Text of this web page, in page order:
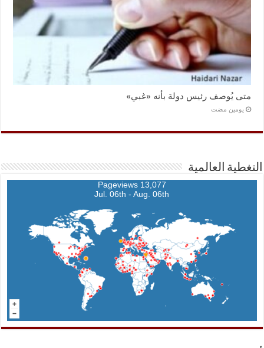
متى يُوصف رئيس دولة بأنه «غبي»
‏يومين مضت
التغطية العالمية
13,077 Pageviews
Jul. 06th - Aug. 06th